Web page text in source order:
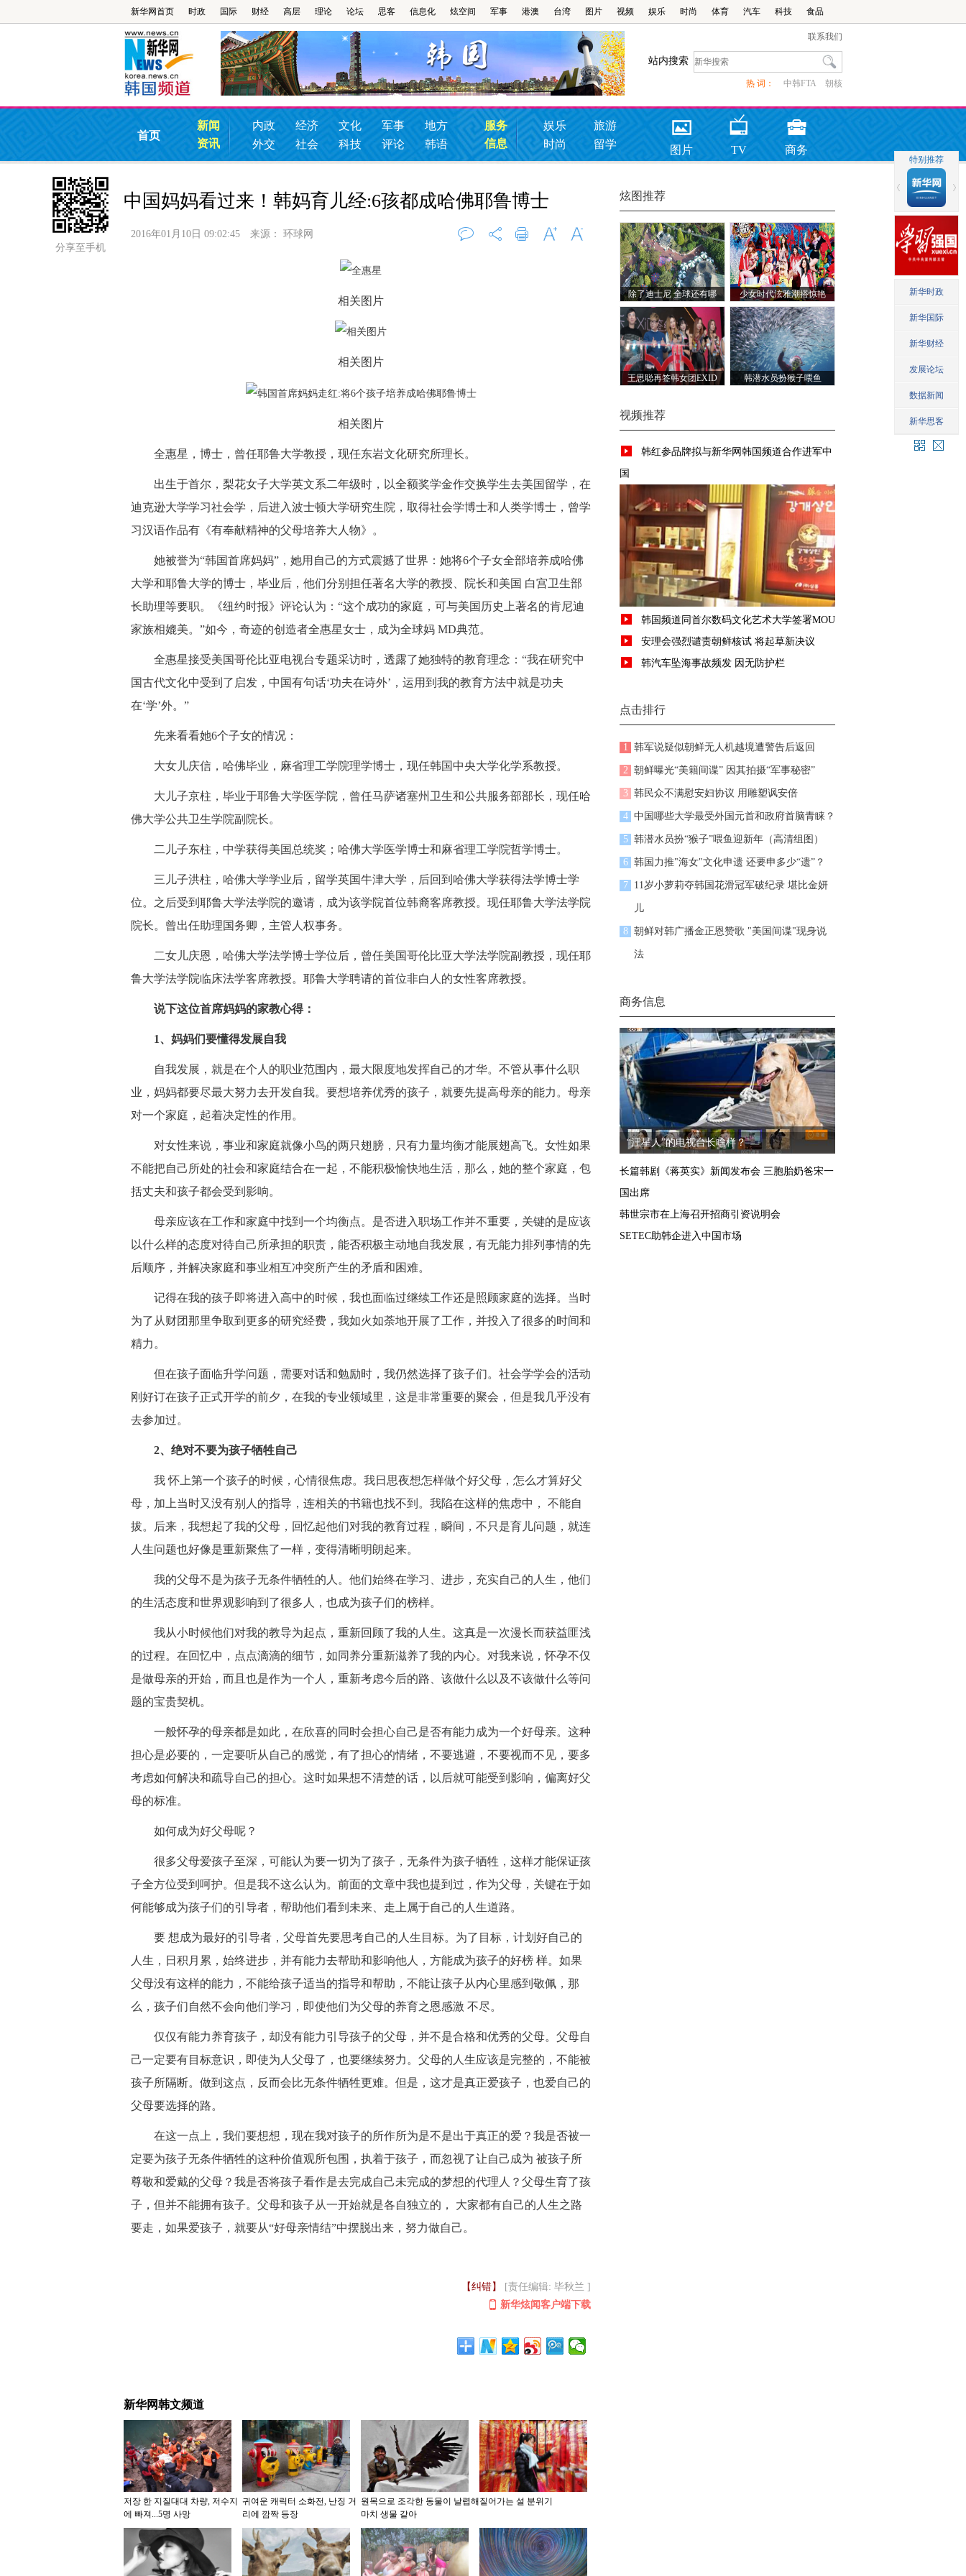
新华网首页 时政 国际 财经 高层 理论 论坛 思客 信息化 炫空间 军事 港澳 台湾 图片 视频 娱乐 时尚 体育 汽车 科技 食品
联系我们
站内搜索
热 词： 中韩FTA 朝核
首页
新闻
资讯
内政 经济 文化 军事
地方
外交
社会 科技 评论 韩语
服务
信息
娱乐
旅游
时尚
留学 图片 TV 商务
分享至手机
炫图推荐
除了迪士尼 全球还有哪
些知名游乐园
少女时代泫雅潮搭惊艳
王思聪再签韩女团EXID 韩潜水员扮猴子喂鱼
视频推荐
韩红参品牌拟与新华网韩国频道合作进军中
国
韩国频道同首尔数码文化艺术大学签署MOU
安理会强烈谴责朝鲜核试 将起草新决议
韩汽车坠海事故频发 因无防护栏
点击排行
1 韩军说疑似朝鲜无人机越境遭警告后返回
2 朝鲜曝光“美籍间谍” 因其拍摄“军事秘密”
3 韩民众不满慰安妇协议 用雕塑讽安倍
4 中国哪些大学最受外国元首和政府首脑青睐？
5 韩潜水员扮“猴子”喂鱼迎新年（高清组图）
6 韩国力推"海女"文化申遗 还要申多少“遗”？
7 11岁小萝莉夺韩国花滑冠军破纪录 堪比金妍
儿
8 朝鲜对韩广播金正恩赞歌 "美国间谍"现身说
法
商务信息
“汪星人”的电视台长啥样？
长篇韩剧《蒋英实》新闻发布会 三胞胎奶爸宋一
国出席
韩世宗市在上海召开招商引资说明会
SETEC助韩企进入中国市场
中国妈妈看过来！韩妈育儿经:6孩都成哈佛耶鲁博士
2016年01月10日 09:02:45 来源： 环球网
相关图片
相关图片
相关图片
全惠星，博士，曾任耶鲁大学教授，现任东岩文化研究所理长。
出生于首尔，梨花女子大学英文系二年级时，以全额奖学金作交换学生去美国留学，在
迪克逊大学学习社会学，后进入波士顿大学研究生院，取得社会学博士和人类学博士，曾学
习汉语作品有《有奉献精神的父母培养大人物》。
她被誉为“韩国首席妈妈”，她用自己的方式震撼了世界：她将6个子女全部培养成哈佛
大学和耶鲁大学的博士，毕业后，他们分别担任著名大学的教授、院长和美国 白宫卫生部
长助理等要职。《纽约时报》评论认为：“这个成功的家庭，可与美国历史上著名的肯尼迪
家族相媲美。”如今，奇迹的创造者全惠星女士，成为全球妈 MD典范。
全惠星接受美国哥伦比亚电视台专题采访时，透露了她独特的教育理念：“我在研究中
国古代文化中受到了启发，中国有句话‘功夫在诗外’，运用到我的教育方法中就是功夫
在‘学’外。”
先来看看她6个子女的情况：
大女儿庆信，哈佛毕业，麻省理工学院理学博士，现任韩国中央大学化学系教授。
大儿子京柱，毕业于耶鲁大学医学院，曾任马萨诸塞州卫生和公共服务部部长，现任哈
佛大学公共卫生学院副院长。
二儿子东柱，中学获得美国总统奖；哈佛大学医学博士和麻省理工学院哲学博士。
三儿子洪柱，哈佛大学学业后，留学英国牛津大学，后回到哈佛大学获得法学博士学
位。之后受到耶鲁大学法学院的邀请，成为该学院首位韩裔客席教授。现任耶鲁大学法学院
院长。曾出任助理国务卿，主管人权事务。
二女儿庆恩，哈佛大学法学博士学位后，曾任美国哥伦比亚大学法学院副教授，现任耶
鲁大学法学院临床法学客席教授。耶鲁大学聘请的首位非白人的女性客席教授。
说下这位首席妈妈的家教心得：
1、妈妈们要懂得发展自我
自我发展，就是在个人的职业范围内，最大限度地发挥自己的才华。不管从事什么职
业，妈妈都要尽最大努力去开发自我。要想培养优秀的孩子，就要先提高母亲的能力。母亲
对一个家庭，起着决定性的作用。
对女性来说，事业和家庭就像小鸟的两只翅膀，只有力量均衡才能展翅高飞。女性如果
不能把自己所处的社会和家庭结合在一起，不能积极愉快地生活，那么，她的整个家庭，包
括丈夫和孩子都会受到影响。
母亲应该在工作和家庭中找到一个均衡点。是否进入职场工作并不重要，关键的是应该
以什么样的态度对待自己所承担的职责，能否积极主动地自我发展，有无能力排列事情的先
后顺序，并解决家庭和事业相互冲突所产生的矛盾和困难。
记得在我的孩子即将进入高中的时候，我也面临过继续工作还是照顾家庭的选择。当时
为了从财团那里争取到更多的研究经费，我如火如荼地开展了工作，并投入了很多的时间和
精力。
但在孩子面临升学问题，需要对话和勉励时，我仍然选择了孩子们。社会学学会的活动
刚好订在孩子正式开学的前夕，在我的专业领域里，这是非常重要的聚会，但是我几乎没有
去参加过。
2、绝对不要为孩子牺牲自己
我 怀上第一个孩子的时候，心情很焦虑。我日思夜想怎样做个好父母，怎么才算好父
母，加上当时又没有别人的指导，连相关的书籍也找不到。我陷在这样的焦虑中， 不能自
拔。后来，我想起了我的父母，回忆起他们对我的教育过程，瞬间，不只是育儿问题，就连
人生问题也好像是重新聚焦了一样，变得清晰明朗起来。
我的父母不是为孩子无条件牺牲的人。他们始终在学习、进步，充实自己的人生，他们
的生活态度和世界观影响到了很多人，也成为孩子们的榜样。
我从小时候他们对我的教导为起点，重新回顾了我的人生。这真是一次漫长而获益匪浅
的过程。在回忆中，点点滴滴的细节，如同养分重新滋养了我的内心。对我来说，怀孕不仅
是做母亲的开始，而且也是作为一个人，重新考虑今后的路、该做什么以及不该做什么等问
题的宝贵契机。
一般怀孕的母亲都是如此，在欣喜的同时会担心自己是否有能力成为一个好母亲。这种
担心是必要的，一定要听从自己的感觉，有了担心的情绪，不要逃避，不要视而不见，要多
考虑如何解决和疏导自己的担心。这时如果想不清楚的话，以后就可能受到影响，偏离好父
母的标准。
如何成为好父母呢？
很多父母爱孩子至深，可能认为要一切为了孩子，无条件为孩子牺牲，这样才能保证孩
子全方位受到呵护。但是我不这么认为。前面的文章中我也提到过，作为父母，关键在于如
何能够成为孩子们的引导者，帮助他们看到未来、走上属于自己的人生道路。
要 想成为最好的引导者，父母首先要思考自己的人生目标。为了目标，计划好自己的
人生，日积月累，始终进步，并有能力去帮助和影响他人，方能成为孩子的好榜 样。如果
父母没有这样的能力，不能给孩子适当的指导和帮助，不能让孩子从内心里感到敬佩，那
么，孩子们自然不会向他们学习，即使他们为父母的养育之恩感激 不尽。
仅仅有能力养育孩子，却没有能力引导孩子的父母，并不是合格和优秀的父母。父母自
己一定要有目标意识，即使为人父母了，也要继续努力。父母的人生应该是完整的，不能被
孩子所隔断。做到这点，反而会比无条件牺牲更难。但是，这才是真正爱孩子，也爱自己的
父母要选择的路。
在这一点上，我们要想想，现在我对孩子的所作所为是不是出于真正的爱？我是否被一
定要为孩子无条件牺牲的这种价值观所包围，执着于孩子，而忽视了让自己成为 被孩子所
尊敬和爱戴的父母？我是否将孩子看作是去完成自己未完成的梦想的代理人？父母生育了孩
子，但并不能拥有孩子。父母和孩子从一开始就是各自独立的， 大家都有自己的人生之路
要走，如果爱孩子，就要从“好母亲情结”中摆脱出来，努力做自己。
【纠错】
[责任编辑: 毕秋兰 ]
新华炫闻客户端下载
新华网韩文频道
저장 한 지질대대 차량, 저수지
에 빠져...5명 사망
귀여운 캐릭터 소화전, 난징 거
리에 깜짝 등장
원목으로 조각한 동물이 날렵해
마치 생물 같아
짙어가는 설 분위기